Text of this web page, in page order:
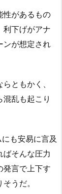
性があるもの
利下げがアナ
ンが想定され
ともかく、
乱も起こり
も安易に言及
ばそんな圧力
発言で上下す
うだ。